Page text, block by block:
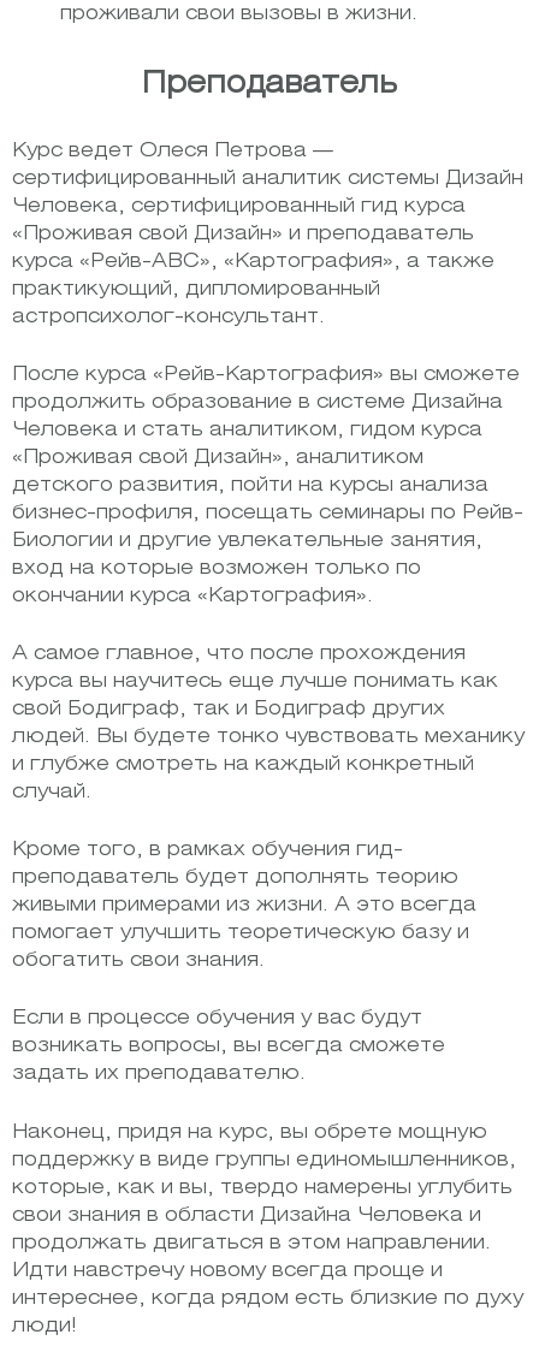
проживали свои вызовы в жизни.
Преподаватель
Курс ведет Олеся Петрова —
сертифицированный аналитик системы Дизайн
Человека, сертифицированный гид курса
«Проживая свой Дизайн» и преподаватель
курса «Рейв-ABC», «Картография», а также
практикующий, дипломированный
астропсихолог-консультант.
После курса «Рейв-Картография» вы сможете
продолжить образование в системе Дизайна
Человека и стать аналитиком, гидом курса
«Проживая свой Дизайн», аналитиком
детского развития, пойти на курсы анализа
бизнес-профиля, посещать семинары по Рейв-
Биологии и другие увлекательные занятия,
вход на которые возможен только по
окончании курса «Картография».
А самое главное, что после прохождения
курса вы научитесь еще лучше понимать как
свой Бодиграф, так и Бодиграф других
людей. Вы будете тонко чувствовать механику
и глубже смотреть на каждый конкретный
случай.
Кроме того, в рамках обучения гид-
преподаватель будет дополнять теорию
живыми примерами из жизни. А это всегда
помогает улучшить теоретическую базу и
обогатить свои знания.
Если в процессе обучения у вас будут
возникать вопросы, вы всегда сможете
задать их преподавателю.
Наконец, придя на курс, вы обрете мощную
поддержку в виде группы единомышленников,
которые, как и вы, твердо намерены углубить
свои знания в области Дизайна Человека и
продолжать двигаться в этом направлении.
Идти навстречу новому всегда проще и
интереснее, когда рядом есть близкие по духу
люди!